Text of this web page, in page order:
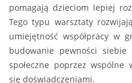
pomagają dzieciom lepiej
Tego typu warsztaty
umiejętność współpracy w
budowanie pewności siebie
społeczne poprzez
się doświadczeniami.